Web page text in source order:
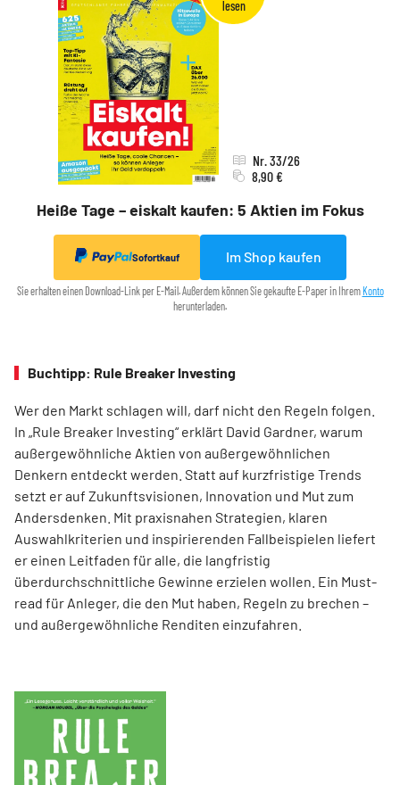
Heiße Tage – eiskalt kaufen: 5 Aktien im Fokus
Nr. 33/26
8,90 €
Sofortkauf Im Shop kaufen
Sie erhalten einen Download-Link per E-Mail. Außerdem können Sie gekaufte E-Paper in IhremKonto
herunterladen.
Buchtipp: Rule Breaker Investing
Wer den Markt schlagen will, darf nicht den Regeln folgen.
In „Rule Breaker Investing“ erklärt David Gardner, warum
außergewöhnliche Aktien von außer­gewöhnlichen
Denkern entdeckt werden. Statt auf kurzfristige Trends
setzt er auf Zukunftsvisionen, Innovation und Mut zum
Andersdenken. Mit praxisnahen Strategien, klaren
Auswahlkriterien und inspirierenden Fallbeispielen liefert
er einen Leit­faden für alle, die langfristig
überdurchschnittliche Gewinne erzielen wollen. Ein Must-
read für Anleger, die den Mut haben, Regeln zu brechen –
und außergewöhnliche Renditen einzufahren.